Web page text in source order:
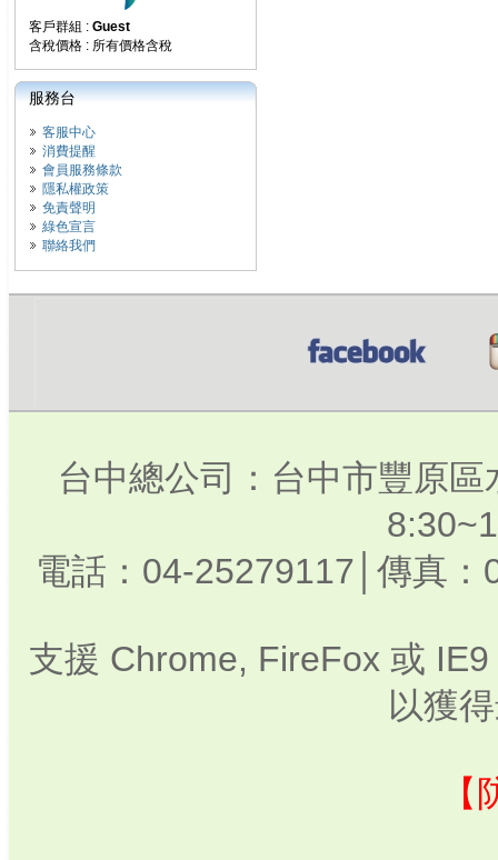
客戶群組 : Guest
含稅價格 : 所有價格含稅
服務台
客服中心
消費提醒
會員服務條款
隱私權政策
免責聲明
綠色宣言
聯絡我們
台中總公司：台中市豐原
電話：04-25279117│傳真
支援 Chrome, FireFox 或
以獲